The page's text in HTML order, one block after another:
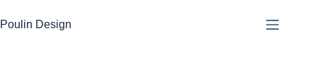
till
innehåll
Poulin Design